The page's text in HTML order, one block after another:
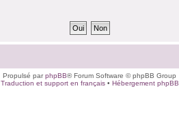
Propulsé parphpBB® Forum Software © phpBB Group
Traduction et support en français• Hébergement phpBB